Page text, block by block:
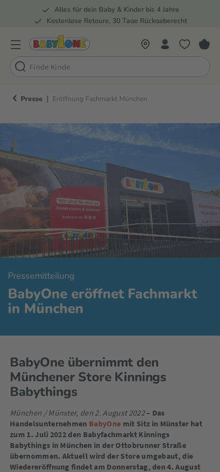
Zur Hauptnavigation springen
Alles für dein Baby & Kinder bis 4 Jahre
Kostenlose Retoure, 30 Tage Rückgaberecht
Presse | Eröffnung Fachmarkt München
Pressemitteilung
BabyOne eröffnet Fachmarkt
in München
BabyOne übernimmt den
Münchener Store Kinnings
Babythings
München / Münster, den 2. August 2022 – Das
Handelsunternehmen BabyOne mit Sitz in Münster hat
zum 1. Juli 2022 den Babyfachmarkt Kinnings
Babythings in München in der Ottobrunner Straße
übernommen. Aktuell wird der Store umgebaut, die
Wiedereröffnung findet am Donnerstag, den 4. August